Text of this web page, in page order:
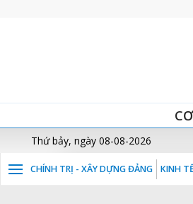
Thứ bảy, ngày 08-08-2026
CHÍNH TRỊ - XÂY DỰNG ĐẢNG KINH